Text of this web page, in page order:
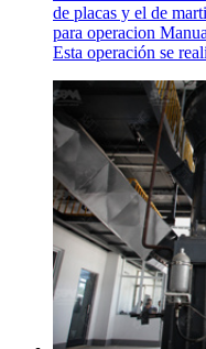
de placas y el de
para operacion
Esta operación se